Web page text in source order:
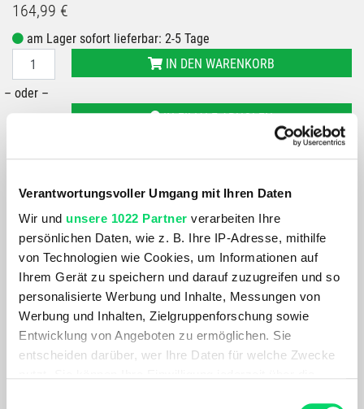
Verantwortungsvoller Umgang mit Ihren Daten
Wir und unsere 1022 Partner verarbeiten Ihre
persönlichen Daten, wie z. B. Ihre IP-Adresse, mithilfe
von Technologien wie Cookies, um Informationen auf
Ihrem Gerät zu speichern und darauf zuzugreifen und so
personalisierte Werbung und Inhalte, Messungen von
Werbung und Inhalten, Zielgruppenforschung sowie
Entwicklung von Angeboten zu ermöglichen. Sie
entscheiden darüber, wer Ihre Daten für welche Zwecke
164,99 €
am Lager sofort lieferbar: 2-5 Tage
IN DEN WARENKORB
– oder –
IN FILIALE ABHOLEN
Bergspezl Puch
Du hast eine Frage?
Wir rufen dich an und beraten dich gerne.
PRODUKTDETAILS
Geschlecht
Einsatzbereich